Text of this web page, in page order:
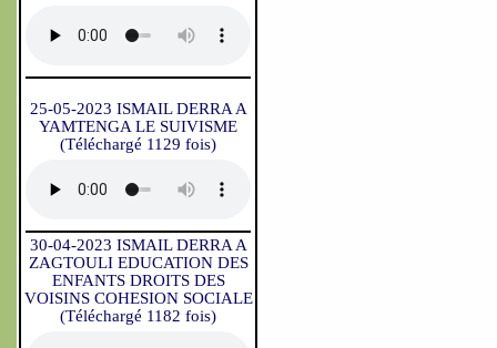
25-05-2023 ISMAIL DERRA A
YAMTENGA LE SUIVISME
(Téléchargé 1129 fois)
30-04-2023 ISMAIL DERRA A
ZAGTOULI EDUCATION DES
ENFANTS DROITS DES
VOISINS COHESION SOCIALE
(Téléchargé 1182 fois)